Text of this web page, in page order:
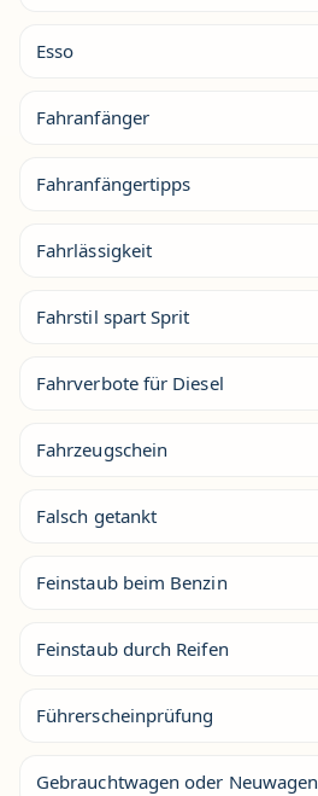
Esso
Fahranfänger
Fahranfängertipps
Fahrlässigkeit
Fahrstil spart Sprit
Fahrverbote für Diesel
Fahrzeugschein
Falsch getankt
Feinstaub beim Benzin
Feinstaub durch Reifen
Führerscheinprüfung
Gebrauchtwagen oder Neuwagen